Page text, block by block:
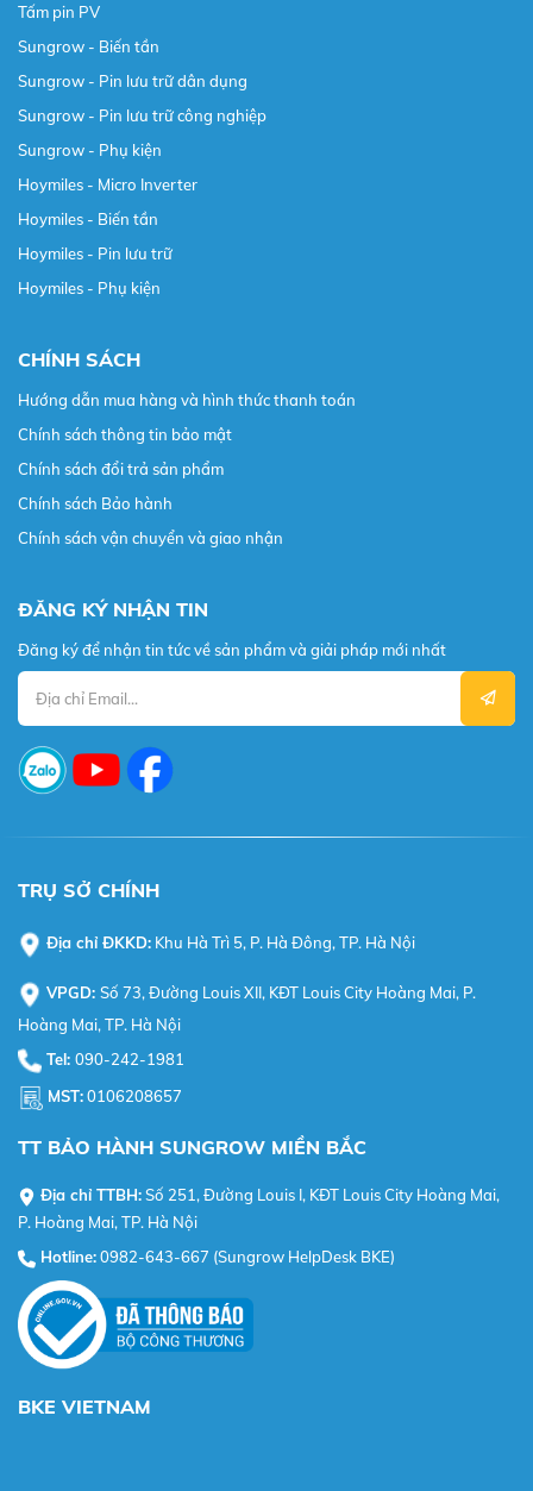
Tấm pin PV
Sungrow - Biến tần
Sungrow - Pin lưu trữ dân dụng
Sungrow - Pin lưu trữ công nghiệp
Sungrow - Phụ kiện
Hoymiles - Micro Inverter
Hoymiles - Biến tần
Hoymiles - Pin lưu trữ
Hoymiles - Phụ kiện
CHÍNH SÁCH
Hướng dẫn mua hàng và hình thức thanh toán
Chính sách thông tin bảo mật
Chính sách đổi trả sản phẩm
Chính sách Bảo hành
Chính sách vận chuyển và giao nhận
ĐĂNG KÝ NHẬN TIN
Đăng ký để nhận tin tức về sản phẩm và giải pháp mới nhất
TRỤ SỞ CHÍNH
Địa chỉ ĐKKD: Khu Hà Trì 5, P. Hà Đông, TP. Hà Nội
VPGD: Số 73, Đường Louis XII, KĐT Louis City Hoàng Mai, P.
Hoàng Mai, TP. Hà Nội
Tel: 090-242-1981
MST:0106208657
TT BẢO HÀNH SUNGROW MIỀN BẮC
Địa chỉ TTBH:Số 251, Đường Louis I, KĐT Louis City Hoàng Mai,
P. Hoàng Mai, TP. Hà Nội
Hotline:0982-643-667 (Sungrow HelpDesk BKE)
BKE VIETNAM